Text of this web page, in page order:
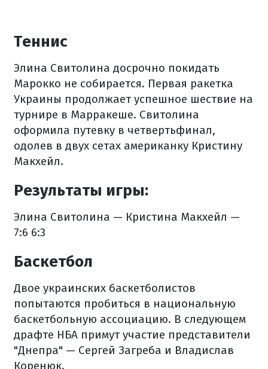
Теннис
Элина Свитолина досрочно покидать
Марокко не собирается. Первая ракетка
Украины продолжает успешное шествие на
турнире в Марракеше. Свитолина
оформила путевку в четвертьфинал,
одолев в двух сетах американку Кристину
Макхейл.
Результаты игры:
Элина Свитолина — Кристина Макхейл —
7:6 6:3
Баскетбол
Двое украинских баскетболистов
попытаются пробиться в национальную
баскетбольную ассоциацию. В следующем
драфте НБА примут участие представители
"Днепра" — Сергей Загреба и Владислав
Коренюк.